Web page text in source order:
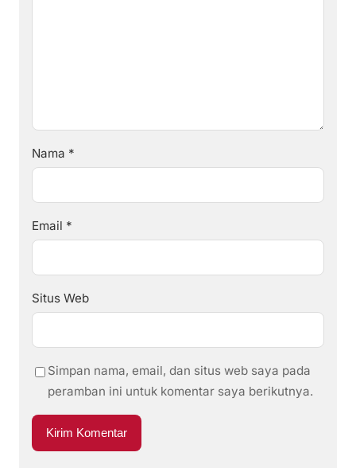
Nama *
Email *
Situs Web
Simpan nama, email, dan situs web saya pada
peramban ini untuk komentar saya berikutnya.